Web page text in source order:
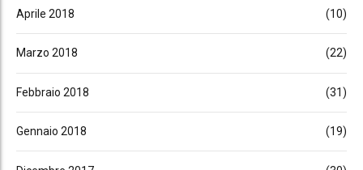
Aprile 2018 (10)
Marzo 2018 (22)
Febbraio 2018 (31)
Gennaio 2018 (19)